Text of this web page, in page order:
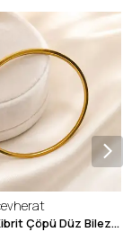
10 GRAM Kibrit Çöpü Düz Bilezik 22 Ayar 22BLZ001